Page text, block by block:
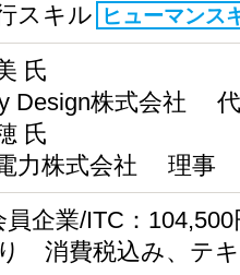
スキル ヒューマンス
氏
Design株式会社
氏
電力株式会社 理事
企業/ITC：
消費税込み、テ